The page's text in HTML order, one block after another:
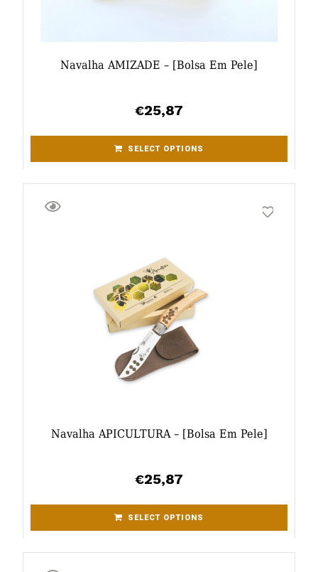
Navalha AMIZADE – [bolsa Em Pele]
€25,87
SELECT OPTIONS
Navalha APICULTURA – [bolsa Em Pele]
€25,87
SELECT OPTIONS